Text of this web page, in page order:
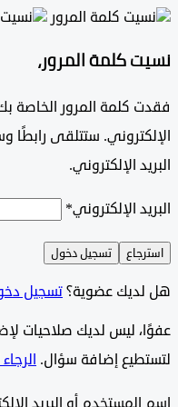
كلمة المرور،
كلمة المرور الخاصة بك؟
ستتلقى رابطًا
الإلكتروني.
الإلكتروني*
تسجيل دخول
عضوية؟تسجيل دخول
ليس لديك صلاحيات
إضافة سؤال.الرجاء